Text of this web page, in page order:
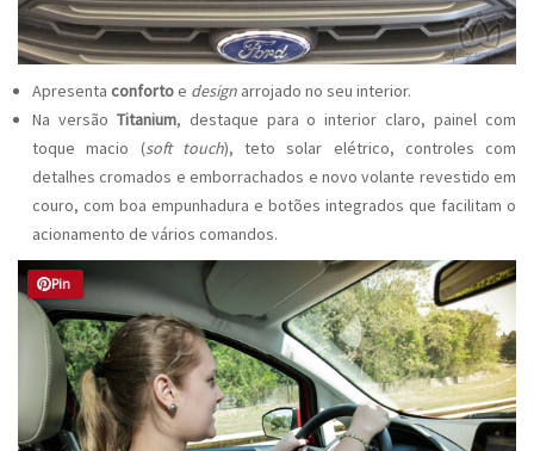
Apresenta confortoe design arrojado no seu interior.
Na versão Titanium, destaque para o interior claro, painel com
toque macio (soft touch), teto solar elétrico, controles com
detalhes cromados e emborrachados e novo volante revestido em
couro, com boa empunhadura e botões integrados que facilitam o
acionamento de vários comandos.
Pin